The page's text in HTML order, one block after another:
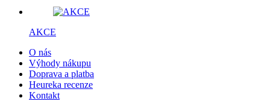
AKCE
O nás
Výhody nákupu
Doprava a platba
Heureka recenze
Kontakt